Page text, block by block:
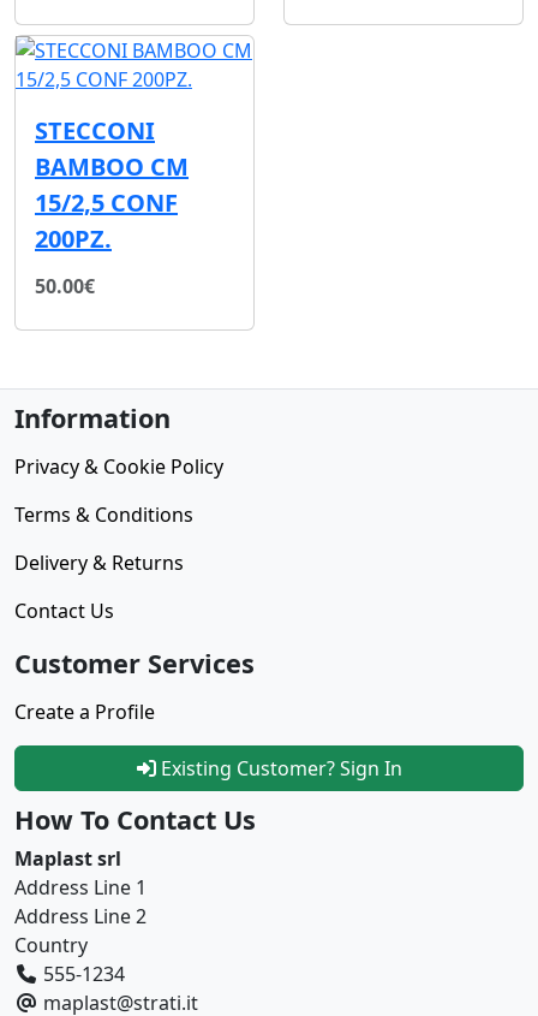
STECCONI
BAMBOO CM
15/2,5 CONF
200PZ.
50.00€
Information
Privacy & Cookie Policy
Terms & Conditions
Delivery & Returns
Contact Us
Customer Services
Create a Profile
Existing Customer? Sign In
How To Contact Us
Maplast srl
Address Line 1
Address Line 2
Country
555-1234
maplast@strati.it